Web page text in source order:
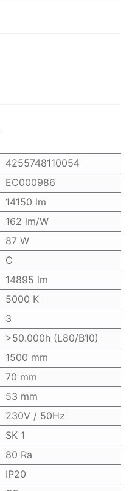
4255748110054
EC000986
14150 lm
162 lm/W
87 W
C
14895 lm
5000 K
3
>50.000h (L80/B10)
1500 mm
70 mm
53 mm
230V / 50Hz
SK 1
80 Ra
IP20